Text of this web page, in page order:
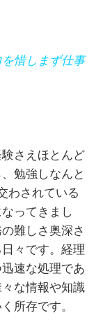
惜しまず仕事
さえほとんど
勉強しなんと
わされている
ってきまし
難しさ奥深さ
々です。経理
速な処理であ
な情報や知識
所存です。